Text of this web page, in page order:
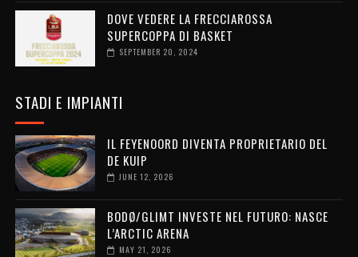
DOVE VEDERE LA FRECCIAROSSA
SUPERCOPPA DI BASKET
SEPTEMBER 20, 2024
STADI E IMPIANTI
IL FEYENOORD DIVENTA PROPRIETARIO DEL
DE KUIP
JUNE 12, 2026
BODØ/GLIMT INVESTE NEL FUTURO: NASCE
L’ARCTIC ARENA
MAY 21, 2026